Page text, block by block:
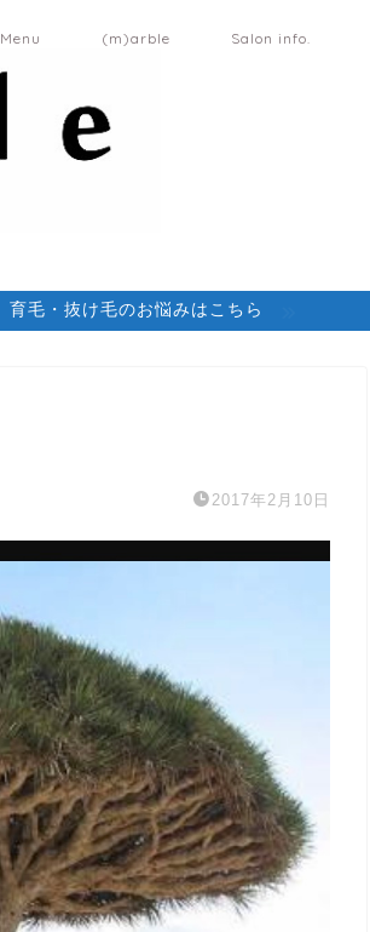
Menu (m)arble Salon info.
育毛・抜け毛のお悩みはこちら
2017年2月10日